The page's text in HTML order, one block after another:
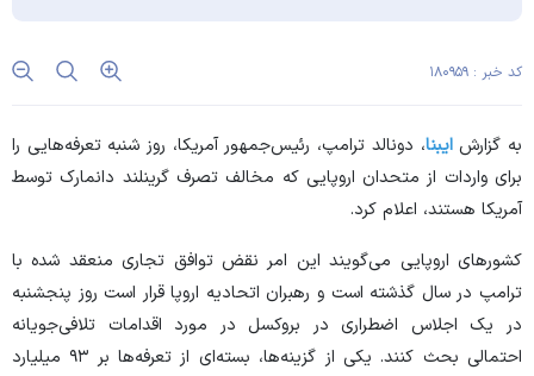
کد خبر : ۱۸۰۹۵۹
به گزارشایبنا، دونالد ترامپ، رئیس‌جمهور آمریکا، روز شنبه تعرفه‌هایی را
برای واردات از متحدان اروپایی که مخالف تصرف گرینلند دانمارک توسط
آمریکا هستند، اعلام کرد.
کشور‌های اروپایی می‌گویند این امر نقض توافق تجاری منعقد شده با
ترامپ در سال گذشته است و رهبران اتحادیه اروپا قرار است روز پنجشنبه
در یک اجلاس اضطراری در بروکسل در مورد اقدامات تلافی‌جویانه
احتمالی بحث کنند. یکی از گزینه‌ها، بسته‌ای از تعرفه‌ها بر ۹۳ میلیارد